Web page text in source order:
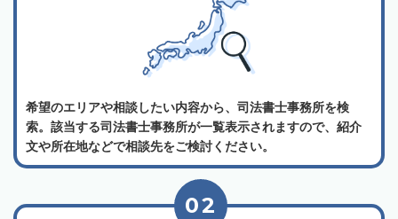
希望のエリアや相談したい内容から、司法書士事務所を検
索。該当する司法書士事務所が一覧表示されますので、紹介
文や所在地などで相談先をご検討ください。
02